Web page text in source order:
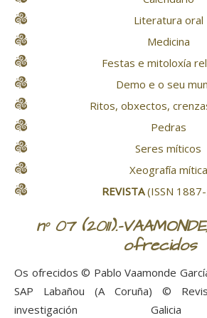
Literatura oral
Medicina
Festas e mitoloxía
Demo e o seu
Ritos, obxectos,
Pedras
Seres míticos
Xeografía mítica
REVISTA(ISSN
nº 07 (2011).-
ofrecidos
Os ofrecidos © Pablo Vaamonde
SAP Labañou (A Coruña) ©
investigación Galicia